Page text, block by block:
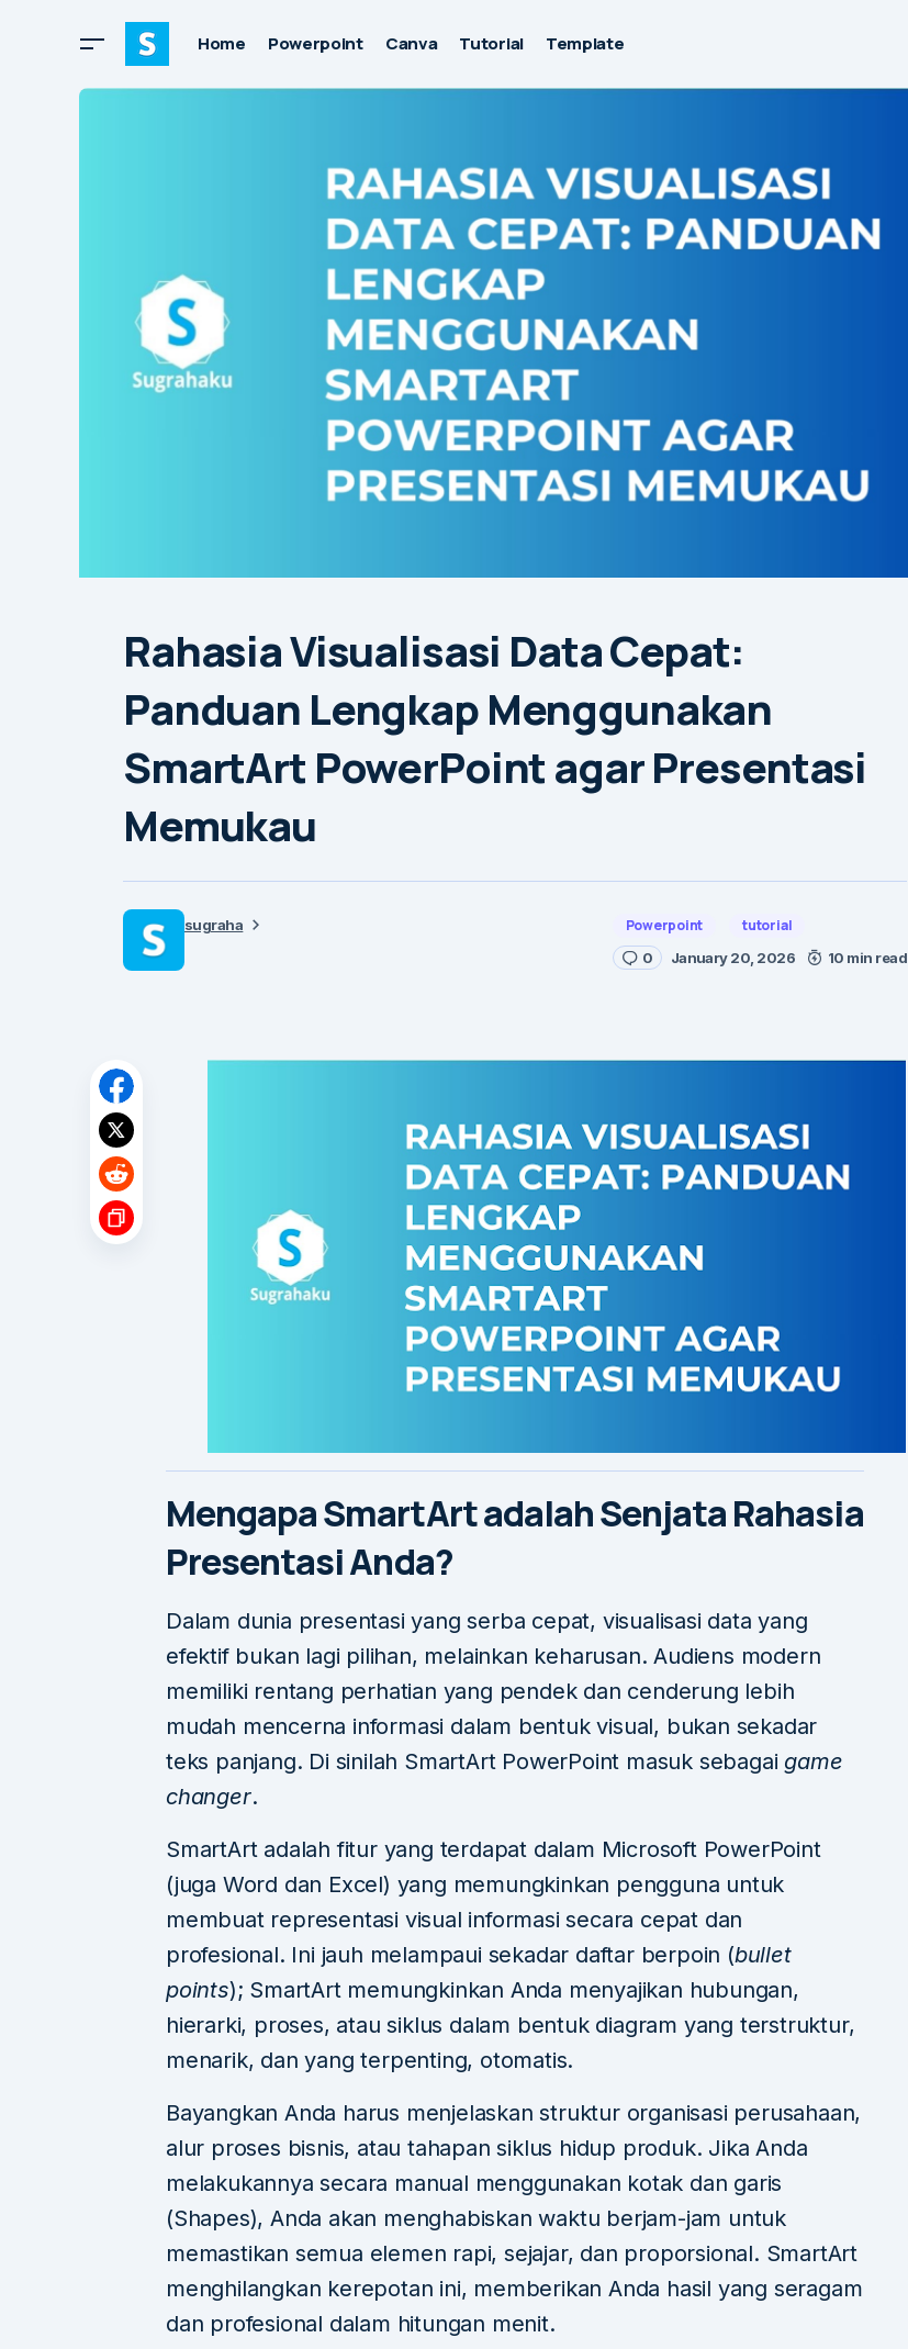
Home Powerpoint Canva Tutorial Template
Rahasia Visualisasi Data Cepat:
Panduan Lengkap Menggunakan
SmartArt PowerPoint agar Presentasi
Memukau
sugraha Powerpoint tutorial
0 January 20, 2026 10 min read
Mengapa SmartArt adalah Senjata Rahasia
Presentasi Anda?
Dalam dunia presentasi yang serba cepat, visualisasi data yang
efektif bukan lagi pilihan, melainkan keharusan. Audiens modern
memiliki rentang perhatian yang pendek dan cenderung lebih
mudah mencerna informasi dalam bentuk visual, bukan sekadar
teks panjang. Di sinilah SmartArt PowerPoint masuk sebagai game
changer.
SmartArt adalah fitur yang terdapat dalam Microsoft PowerPoint
(juga Word dan Excel) yang memungkinkan pengguna untuk
membuat representasi visual informasi secara cepat dan
profesional. Ini jauh melampaui sekadar daftar berpoin (bullet
points); SmartArt memungkinkan Anda menyajikan hubungan,
hierarki, proses, atau siklus dalam bentuk diagram yang terstruktur,
menarik, dan yang terpenting, otomatis.
Bayangkan Anda harus menjelaskan struktur organisasi perusahaan,
alur proses bisnis, atau tahapan siklus hidup produk. Jika Anda
melakukannya secara manual menggunakan kotak dan garis
(Shapes), Anda akan menghabiskan waktu berjam-jam untuk
memastikan semua elemen rapi, sejajar, dan proporsional. SmartArt
menghilangkan kerepotan ini, memberikan Anda hasil yang seragam
dan profesional dalam hitungan menit.